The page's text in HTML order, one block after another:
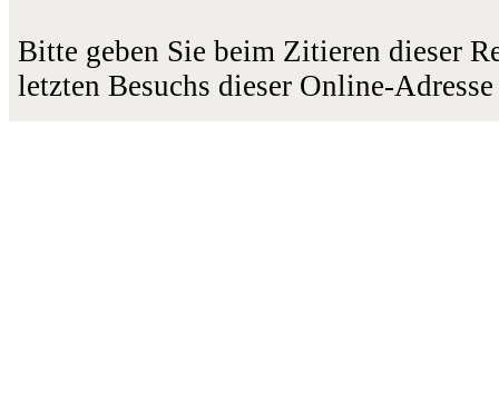
Bitte geben Sie beim Zitieren dieser
letzten Besuchs dieser Online-Adresse